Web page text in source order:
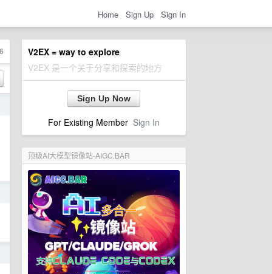
Home Sign Up Sign In
V2EX = way to explore
V2EX 是一个关于分享和探索的地方
Sign Up Now
For Existing Member Sign In
顶级AI大模型镜像站-AIGC.BAR